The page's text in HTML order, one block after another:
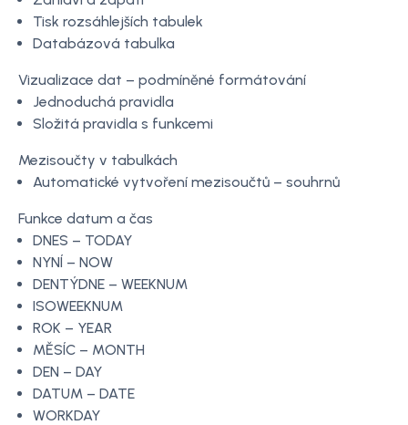
Tisk rozsáhlejších tabulek
Databázová tabulka
Vizualizace dat – podmíněné formátování
Jednoduchá pravidla
Složitá pravidla s funkcemi
Mezisoučty v tabulkách
Automatické vytvoření mezisoučtů – souhrnů
Funkce datum a čas
DNES – TODAY
NYNÍ – NOW
DENTÝDNE – WEEKNUM
ISOWEEKNUM
ROK – YEAR
MĚSÍC – MONTH
DEN – DAY
DATUM – DATE
WORKDAY